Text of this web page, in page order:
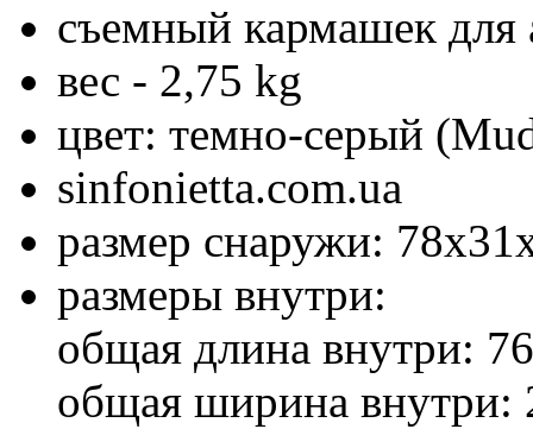
съемный кармашек для
вес - 2,75 kg
цвет: темно-серый
sinfonietta.com.ua
размер снаружи:
размеры внутри:
общая длина внутри:
общая ширина внутри: